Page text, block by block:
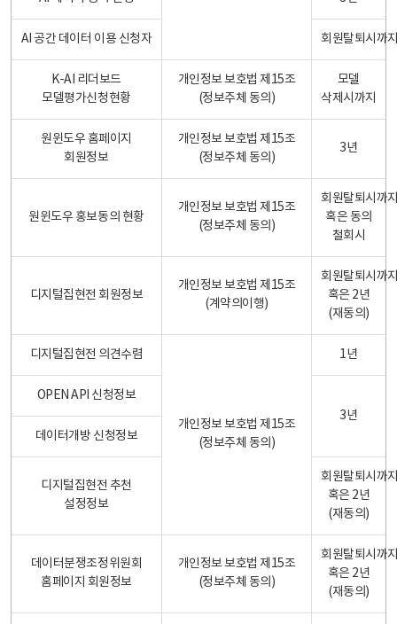
AI 공간 데이터 이용 신청자 회원탈퇴시까
K-AI 리더보드
모델평가신청현황
개인정보 보호법 제15조
(정보주체 동의)
모델
삭제시까지
원윈도우 홈페이지
회원정보
개인정보 보호법 제15조
(정보주체 동의)
3년
원윈도우 홍보동의 현황
개인정보 보호법 제15조
(정보주체 동의)
회원탈퇴시까
혹은 동의
철회시
디지털집현전 회원정보
개인정보 보호법 제15조
(계약의이행)
회원탈퇴시까
혹은 2년
(재동의)
디지털집현전 의견수렴
개인정보 보호법 제15조
(정보주체 동의)
1년
OPEN API 신청정보
3년
데이터개방 신청정보
디지털집현전 추천
설정정보
회원탈퇴시까
혹은 2년
(재동의)
데이터분쟁조정위원회
홈페이지 회원정보
개인정보 보호법 제15조
(정보주체 동의)
회원탈퇴시까
혹은 2년
(재동의)